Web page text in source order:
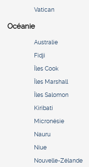
Vatican
Océanie
Australie
Fidji
Îles Cook
Îles Marshall
Îles Salomon
Kiribati
Micronésie
Nauru
Niue
Nouvelle-Zélande